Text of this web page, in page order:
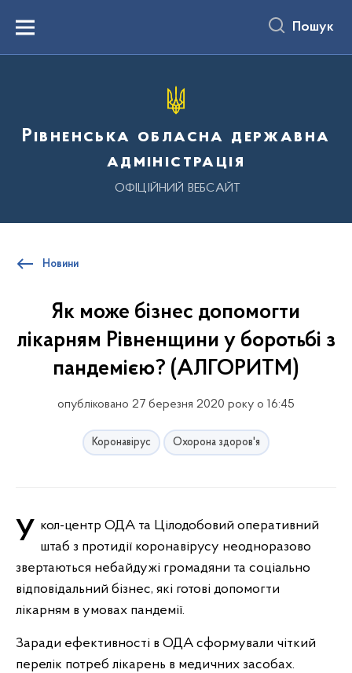
вмістуMenu Пошук
Рівненська обласна державна
адміністрація
ОФІЦІЙНИЙ ВЕБСАЙТ
Новини
Як може бізнес допомогти
лікарням Рівненщини у боротьбі з
пандемією? (АЛГОРИТМ)
опубліковано 27 березня 2020 року о 16:45
Коронавірус Охорона здоров'я
У кол-центр ОДА та Цілодобовий оперативний штаб з протидії коронавірусу неодноразово
звертаються небайдужі громадяни та соціально
відповідальний бізнес, які готові допомогти
лікарням в умовах пандемії.
Заради ефективності в ОДА сформували чіткий
перелік потреб лікарень в медичних засобах.